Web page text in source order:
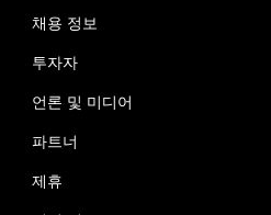
채용 정보
투자자
언론 및 미디어
파트너
제휴